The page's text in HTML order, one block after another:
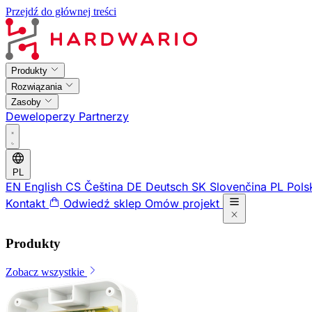
Przejdź do głównej treści
Produkty
Rozwiązania
Zasoby
Deweloperzy Partnerzy
PL
EN English CS Čeština DE Deutsch SK Slovenčina PL
Kontakt
Odwiedź sklep Omów projekt
Produkty
Zobacz wszystkie